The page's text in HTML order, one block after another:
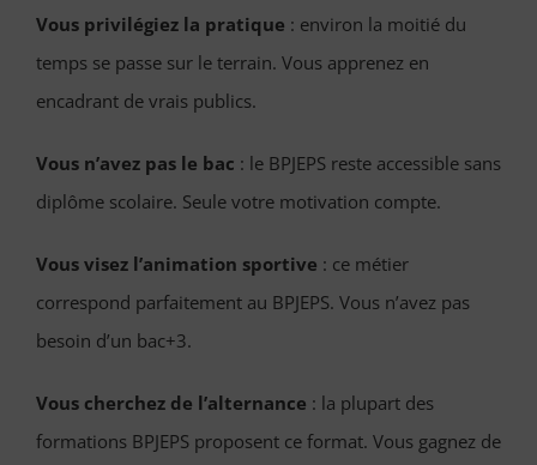
Vous privilégiez la pratique : environ la moitié du
temps se passe sur le terrain. Vous apprenez en
encadrant de vrais publics.
Vous n’avez pas le bac : le BPJEPS reste accessible sans
diplôme scolaire. Seule votre motivation compte.
Vous visez l’animation sportive : ce métier
correspond parfaitement au BPJEPS. Vous n’avez pas
besoin d’un bac+3.
Vous cherchez de l’alternance : la plupart des
formations BPJEPS proposent ce format. Vous gagnez de